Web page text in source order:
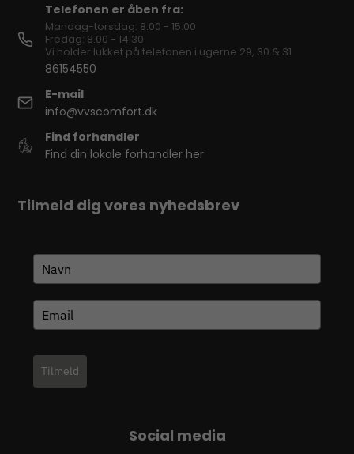
Telefonen er åben fra:
Mandag-torsdag: 8.00 - 15.00
Fredag: 8.00 - 14.30
Vi holder lukket på telefonen i ugerne 29, 30 & 31
86154550
E-mail
info@vvscomfort.dk
Find forhandler
Find din lokale forhandler her
Tilmeld dig vores nyhedsbrev
Tilmeld
Social media